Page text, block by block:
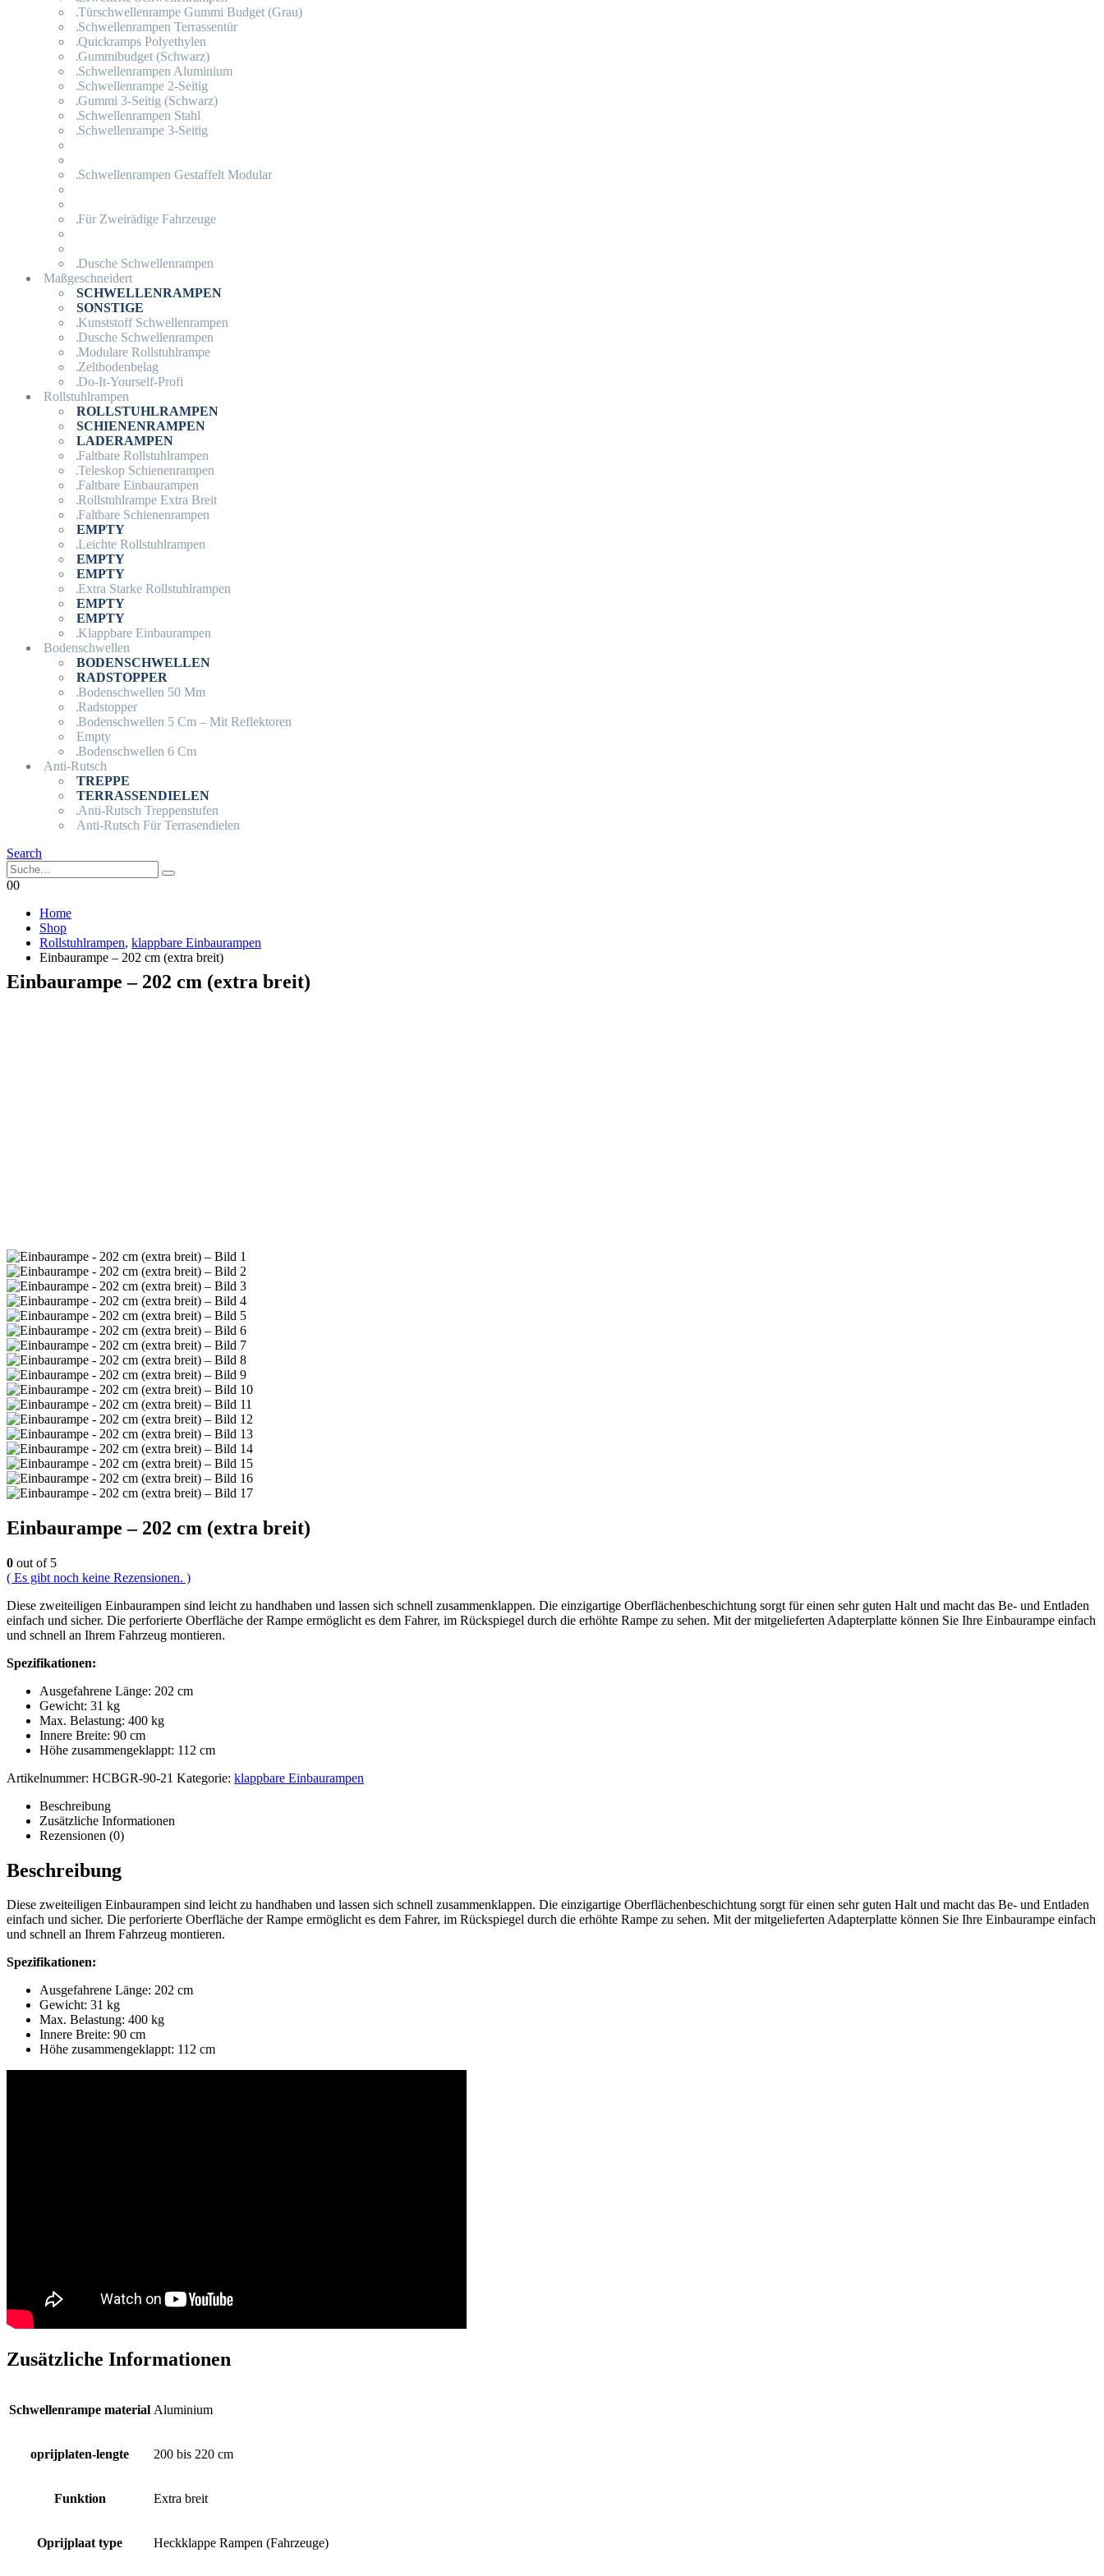
Türschwellenrampe Gummi Budget (Grau)
Schwellenrampen Terrassentür
Quickramps Polyethylen
Gummibudget (Schwarz)
Schwellenrampen Aluminium
Schwellenrampe 2-Seitig
Gummi 3-Seitig (Schwarz)
Schwellenrampen Stahl
Schwellenrampe 3-Seitig
Schwellenrampen Gestaffelt Modular
Für Zweirädige Fahrzeuge
Dusche Schwellenrampen
Maßgeschneidert
SCHWELLENRAMPEN
SONSTIGE
Kunststoff Schwellenrampen
Dusche Schwellenrampen
Modulare Rollstuhlrampe
Zeltbodenbelag
Do-It-Yourself-Profi
Rollstuhlrampen
ROLLSTUHLRAMPEN
SCHIENENRAMPEN
LADERAMPEN
Faltbare Rollstuhlrampen
Teleskop Schienenrampen
Faltbare Einbaurampen
Rollstuhlrampe Extra Breit
Faltbare Schienenrampen
EMPTY
Leichte Rollstuhlrampen
EMPTY
EMPTY
Extra Starke Rollstuhlrampen
EMPTY
EMPTY
Klappbare Einbaurampen
Bodenschwellen
BODENSCHWELLEN
RADSTOPPER
Bodenschwellen 50 Mm
Radstopper
Bodenschwellen 5 Cm – Mit Reflektoren
Empty
Bodenschwellen 6 Cm
Anti-Rutsch
TREPPE
TERRASSENDIELEN
Anti-Rutsch Treppenstufen
Anti-Rutsch Für Terrasendielen
Search
00
Home
Shop
Rollstuhlrampen, klappbare Einbaurampen
Einbaurampe – 202 cm (extra breit)
Einbaurampe – 202 cm (extra breit)
Einbaurampe – 202 cm (extra breit)
0 out of 5
( Es gibt noch keine Rezensionen. )
Diese zweiteiligen Einbaurampen sind leicht zu handhaben und lassen sich schnell zusammenklappen. Die einzigartige Oberflächenbeschichtung sorgt für einen sehr guten Halt und macht das Be- und Entladen
einfach und sicher. Die perforierte Oberfläche der Rampe ermöglicht es dem Fahrer, im Rückspiegel durch die erhöhte Rampe zu sehen. Mit der mitgelieferten Adapterplatte können Sie Ihre Einbaurampe einfach
und schnell an Ihrem Fahrzeug montieren.
Spezifikationen:
Ausgefahrene Länge: 202 cm
Gewicht: 31 kg
Max. Belastung: 400 kg
Innere Breite: 90 cm
Höhe zusammengeklappt: 112 cm
Artikelnummer: HCBGR-90-21 Kategorie: klappbare Einbaurampen
Beschreibung
Zusätzliche Informationen
Rezensionen (0)
Beschreibung
Diese zweiteiligen Einbaurampen sind leicht zu handhaben und lassen sich schnell zusammenklappen. Die einzigartige Oberflächenbeschichtung sorgt für einen sehr guten Halt und macht das Be- und Entladen
einfach und sicher. Die perforierte Oberfläche der Rampe ermöglicht es dem Fahrer, im Rückspiegel durch die erhöhte Rampe zu sehen. Mit der mitgelieferten Adapterplatte können Sie Ihre Einbaurampe einfach
und schnell an Ihrem Fahrzeug montieren.
Spezifikationen:
Ausgefahrene Länge: 202 cm
Gewicht: 31 kg
Max. Belastung: 400 kg
Innere Breite: 90 cm
Höhe zusammengeklappt: 112 cm
Zusätzliche Informationen
Schwellenrampe material Aluminium
oprijplaten-lengte 200 bis 220 cm
Funktion Extra breit
Oprijplaat type Heckklappe Rampen (Fahrzeuge)